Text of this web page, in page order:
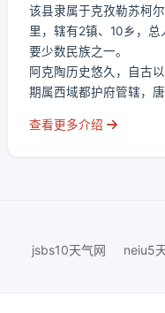
该县隶属于克孜勒苏柯
里，辖有2镇、10乡，
要少数民族之一。
阿克陶历史悠久，自古
期属西域都护府管辖，
查看更多介绍
jsbs10天气网
neiu5